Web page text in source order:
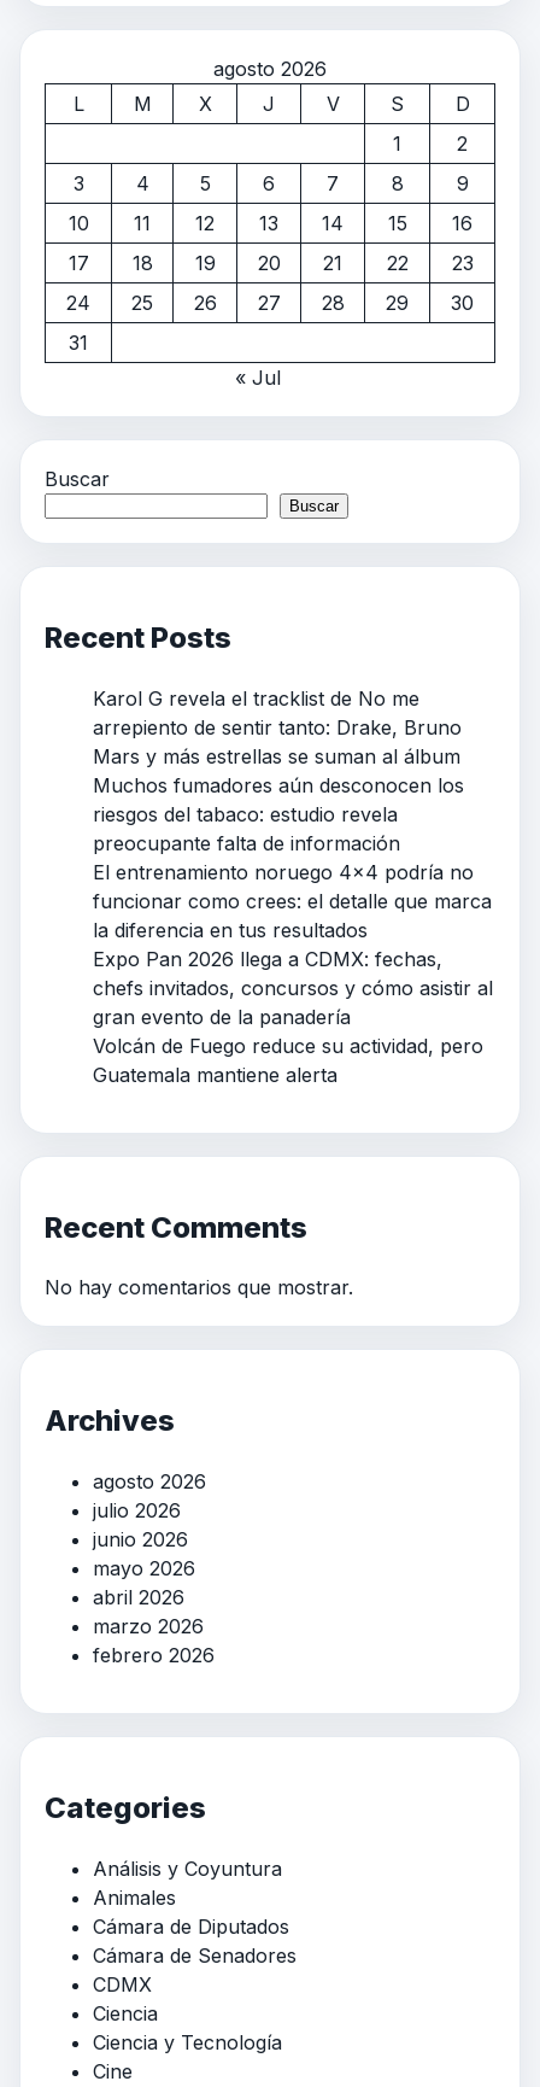
agosto 2026
L
M X J V S
D
1
2
3
4 5 6 7 8
9
10
11 12 13 14 15
16
17
18 19 20 21 22
23
24
25 26 27 28 29
30
31
« Jul
Buscar
Buscar
Recent Posts
Karol G revela el tracklist de No me
arrepiento de sentir tanto: Drake, Bruno
Mars y más estrellas se suman al álbum
Muchos fumadores aún desconocen los
riesgos del tabaco: estudio revela
preocupante falta de información
El entrenamiento noruego 4×4 podría no
funcionar como crees: el detalle que marca
la diferencia en tus resultados
Expo Pan 2026 llega a CDMX: fechas,
chefs invitados, concursos y cómo asistir al
gran evento de la panadería
Volcán de Fuego reduce su actividad, pero
Guatemala mantiene alerta
Recent Comments
No hay comentarios que mostrar.
Archives
agosto 2026
julio 2026
junio 2026
mayo 2026
abril 2026
marzo 2026
febrero 2026
Categories
Análisis y Coyuntura
Animales
Cámara de Diputados
Cámara de Senadores
CDMX
Ciencia
Ciencia y Tecnología
Cine